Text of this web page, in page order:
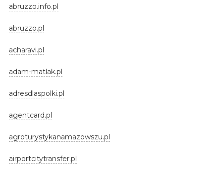
abruzzo.info.pl
abruzzo.pl
acharavi.pl
adam-matlak.pl
adresdlaspolki.pl
agentcard.pl
agroturystykanamazowszu.pl
airportcitytransfer.pl